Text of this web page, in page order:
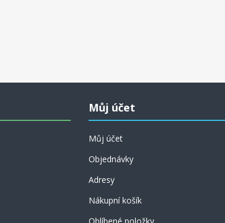
Můj účet
Můj účet
Objednávky
Adresy
Nákupní košík